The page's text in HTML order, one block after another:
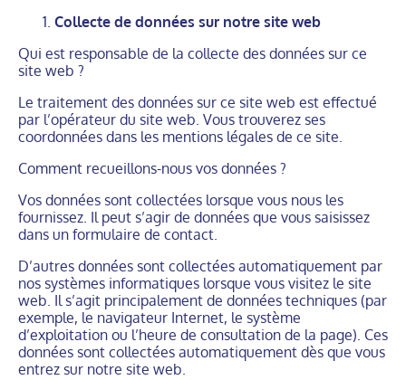
Collecte de données sur notre site web
Qui est responsable de la collecte des données sur ce
site web ?
Le traitement des données sur ce site web est effectué
par l’opérateur du site web. Vous trouverez ses
coordonnées dans les mentions légales de ce site.
Comment recueillons-nous vos données ?
Vos données sont collectées lorsque vous nous les
fournissez. Il peut s’agir de données que vous saisissez
dans un formulaire de contact.
D’autres données sont collectées automatiquement par
nos systèmes informatiques lorsque vous visitez le site
web. Il s’agit principalement de données techniques (par
exemple, le navigateur Internet, le système
d’exploitation ou l’heure de consultation de la page). Ces
données sont collectées automatiquement dès que vous
entrez sur notre site web.